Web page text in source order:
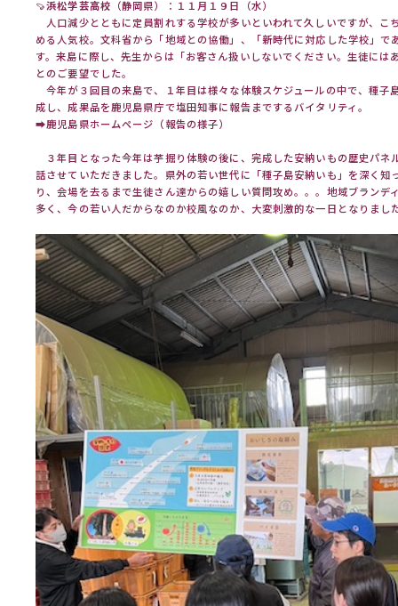
🍠浜松学芸高校 （静岡県）：１１月１９日（水）
人口減少とともに定員割れする学校が多いといわれて久しいですが、こ
める人気校。文科省から「地域との協働」、「新時代に対応した学校」で
す。来島に際し、先生からは「お客さん扱いしないでください。生徒には
とのご要望でした。
今年が３回目の来島で、１年目は様々な体験スケジュールの中で、種子
成し、成果品を鹿児島県庁で塩田知事に報告までするバイタリティ。
➡鹿児島県ホームページ（報告の様子）
３年目となった今年は芋掘り体験の後に、完成した安納いもの歴史パネ
話させていただきました。県外の若い世代に「種子島安納いも」を深く知
り、会場を去るまで生徒さん達からの嬉しい質問攻め。。。地域ブランデ
多く、今の若い人だからなのか校風なのか、大変刺激的な一日となりまし